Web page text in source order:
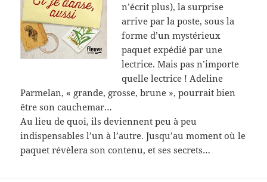
n’écrit plus), la surprise
arrive par la poste, sous la
forme d’un mystérieux
paquet expédié par une
lectrice. Mais pas n’importe
quelle lectrice ! Adeline
Parmelan, « grande, grosse, brune », pourrait bien
être son cauchemar…
Au lieu de quoi, ils deviennent peu à peu
indispensables l’un à l’autre. Jusqu’au moment où le
paquet révèlera son contenu, et ses secrets…